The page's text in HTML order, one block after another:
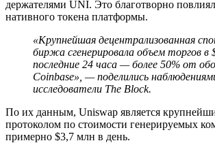
держателями UNI. Это благотворно
нативного токена платформы.
«Крупнейшая децентрализованная
биржа сгенерировала объем торгов в
последние 24 часа — более 50% от
Coinbase», — поделились
исследователи The Block.
По их данным, Uniswap является
протоколом по стоимости генерируемых
примерно $3,7 млн в день.